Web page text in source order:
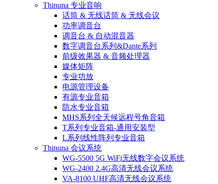
Thinuna 专业音响
话筒 & 无线话筒 & 无线会议
功率调音台
调音台 & 自动混音器
数字调音台系列&Dante系列
前级效果器 & 音频处理器
媒体矩阵
专业功放
电源管理设备
有源专业音箱
防水专业音箱
MHS系列全天候远程号角音箱
T系列专业音箱-通用安装型
L系列线性阵列专业音箱
Thinuna 会议系统
WG-5500 5G WiFi无线数字会议系统
WG-2400 2.4G高清无线会议系统
VA-8100 UHF高清无线会议系统